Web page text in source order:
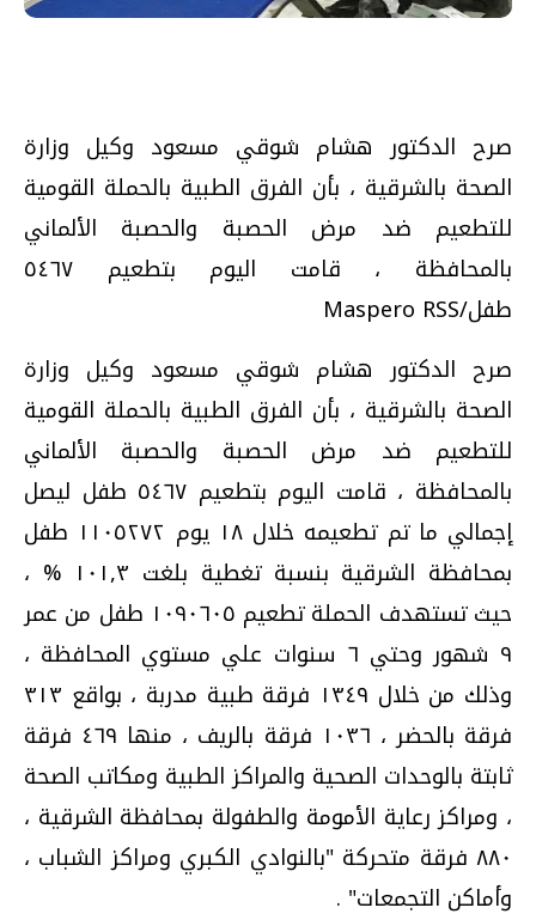
صرح الدكتور هشام شوقي مسعود وكيل وزارة
الصحة بالشرقية ، بأن الفرق الطبية بالحملة القومية
للتطعيم ضد مرض الحصبة والحصبة الألماني
بالمحافظة ، قامت اليوم بتطعيم ٥٤٦٧
طفل/Maspero RSS
صرح الدكتور هشام شوقي مسعود وكيل وزارة
الصحة بالشرقية ، بأن الفرق الطبية بالحملة القومية
للتطعيم ضد مرض الحصبة والحصبة الألماني
بالمحافظة ، قامت اليوم بتطعيم ٥٤٦٧ طفل ليصل
إجمالي ما تم تطعيمه خلال ١٨ يوم ١١٠٥٢٧٢ طفل
بمحافظة الشرقية بنسبة تغطية بلغت ١٠١,٣ % ،
حيث تستهدف الحملة تطعيم ١٠٩٠٦٠٥ طفل من عمر
٩ شهور وحتي ٦ سنوات علي مستوي المحافظة ،
وذلك من خلال ١٣٤٩ فرقة طبية مدربة ، بواقع ٣١٣
فرقة بالحضر ، ١٠٣٦ فرقة بالريف ، منها ٤٦٩ فرقة
ثابتة بالوحدات الصحية والمراكز الطبية ومكاتب الصحة
، ومراكز رعاية الأمومة والطفولة بمحافظة الشرقية ،
٨٨٠ فرقة متحركة "بالنوادي الكبري ومراكز الشباب ،
وأماكن التجمعات" .